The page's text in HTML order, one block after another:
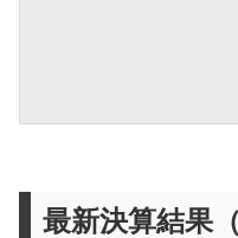
最新決算結果